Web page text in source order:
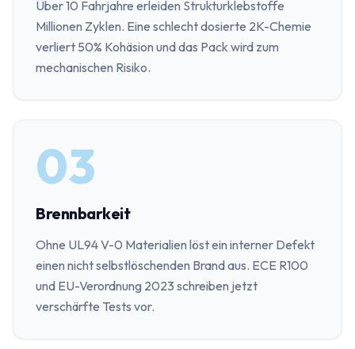
Über 10 Fahrjahre erleiden Strukturklebstoffe
Millionen Zyklen. Eine schlecht dosierte 2K-Chemie
verliert 50% Kohäsion und das Pack wird zum
mechanischen Risiko.
03
Brennbarkeit
Ohne UL94 V-0 Materialien löst ein interner Defekt
einen nicht selbstlöschenden Brand aus. ECE R100
und EU-Verordnung 2023 schreiben jetzt
verschärfte Tests vor.